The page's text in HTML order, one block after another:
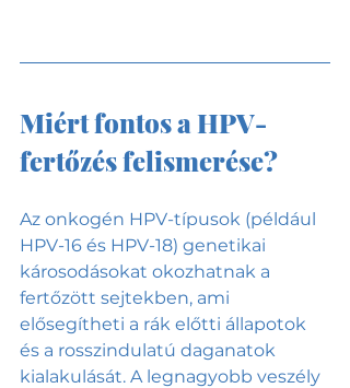
Miért fontos a HPV-
fertőzés felismerése?
Az onkogén HPV-típusok (például
HPV-16 és HPV-18) genetikai
károsodásokat okozhatnak a
fertőzött sejtekben, ami
elősegítheti a rák előtti állapotok
és a rosszindulatú daganatok
kialakulását. A legnagyobb veszély